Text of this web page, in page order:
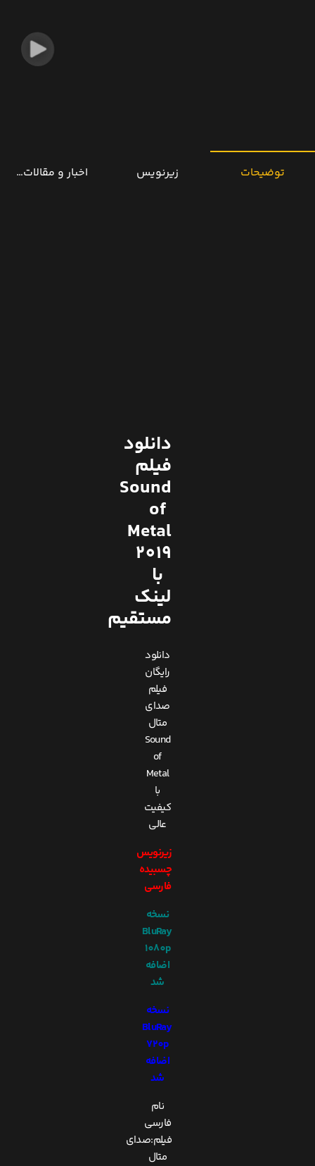
توضیحات زیرنویس اخبار و مقالات
دانلود
فیلم
Sound
of
Metal
2019
با
لینک
مستقیم
دانلود
رایگان
فیلم
صدای
متال
Sound
of
Metal
با
کیفیت
عالی
زیرنویس
چسبیده
فارسی
نسخه
BluRay
1080p
اضافه
شد
نسخه
BluRay
720p
اضافه
شد
نام
فارسی
فیلم:صدای
متال